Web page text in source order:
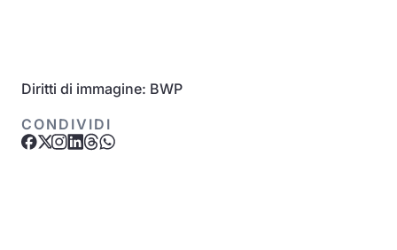
Diritti di immagine: BWP
CONDIVIDI